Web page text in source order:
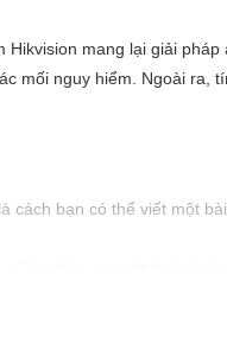
Hikvision mang lại giải
mối nguy hiểm. Ngoài ra,
cách bạn có thể viết một
pháp an ninh hiệu quả và
và giám sát. Với chất lượng